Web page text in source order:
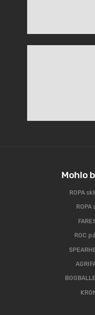
Mohlo
ROPA
ROC